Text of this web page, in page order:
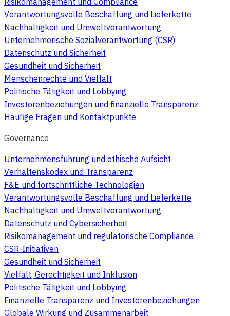
Verantwortungsvolle Beschaffung und Lieferkette
Nachhaltigkeit und Umweltverantwortung
Unternehmerische Sozialverantwortung (CSR)
Datenschutz und Sicherheit
Gesundheit und Sicherheit
Menschenrechte und Vielfalt
Politische Tätigkeit und Lobbying
Investorenbeziehungen und finanzielle Transparenz
Häufige Fragen und Kontaktpunkte
Governance
Unternehmensführung und ethische Aufsicht
Verhaltenskodex und Transparenz
F&E und fortschrittliche Technologien
Verantwortungsvolle Beschaffung und Lieferkette
Nachhaltigkeit und Umweltverantwortung
Datenschutz und Cybersicherheit
Risikomanagement und regulatorische Compliance
CSR-Initiativen
Gesundheit und Sicherheit
Vielfalt, Gerechtigkeit und Inklusion
Politische Tätigkeit und Lobbying
Finanzielle Transparenz und Investorenbeziehungen
Globale Wirkung und Zusammenarbeit